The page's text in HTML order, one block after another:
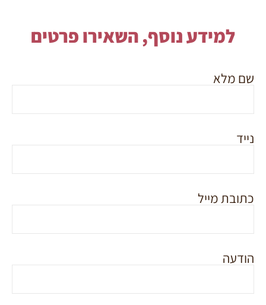
למידע נוסף, השאירו פרטים
שם מלא
נייד
כתובת מייל
הודעה